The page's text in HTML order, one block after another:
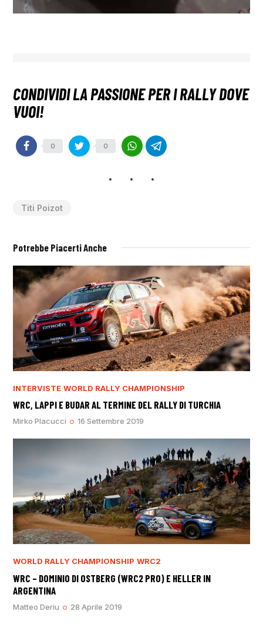
0 0
Titi Poizot
Potrebbe Piacerti Anche
INTERVISTE WORLD RALLY CHAMPIONSHIP
WRC, LAPPI E BUDAR AL TERMINE DEL RALLY DI TURCHIA
Mirko Placucci 16 Settembre 2019
WORLD RALLY CHAMPIONSHIP WRC2
WRC – DOMINIO DI OSTBERG (WRC2 PRO) E HELLER IN
ARGENTINA
Matteo Deriu 28 Aprile 2019